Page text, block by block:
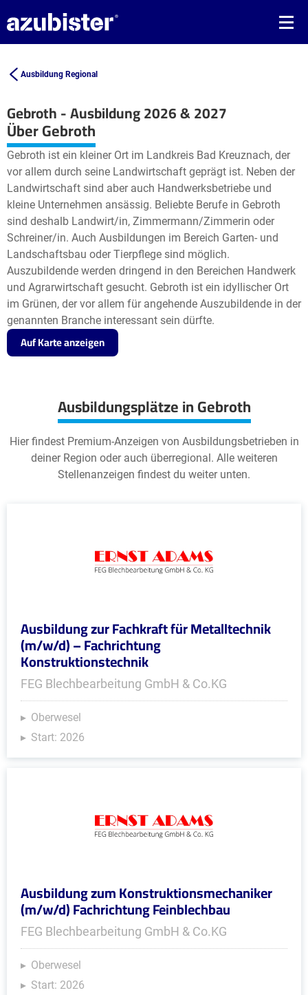
Ausbildung Regional
Gebroth - Ausbildung 2026 & 2027
+
−
Leaflet| ©OpenStreetMap2
Über Gebroth
Gebroth ist ein kleiner Ort im Landkreis Bad Kreuznach, der
vor allem durch seine Landwirtschaft geprägt ist. Neben der
Landwirtschaft sind aber auch Handwerksbetriebe und
kleine Unternehmen ansässig. Beliebte Berufe in Gebroth
sind deshalb Landwirt/in, Zimmermann/Zimmerin oder
Schreiner/in. Auch Ausbildungen im Bereich Garten- und
Landschaftsbau oder Tierpflege sind möglich.
Auszubildende werden dringend in den Bereichen Handwerk
und Agrarwirtschaft gesucht. Gebroth ist ein idyllischer Ort
im Grünen, der vor allem für angehende Auszubildende in der
genannten Branche interessant sein dürfte.
Auf Karte anzeigen
Ausbildungsplätze in Gebroth
Hier findest Premium-Anzeigen von Ausbildungsbetrieben in
deiner Region oder auch überregional. Alle weiteren
Stellenanzeigen findest du weiter unten.
Ausbildung zur Fachkraft für Metalltechnik
(m/w/d) – Fachrichtung
Konstruktionstechnik
FEG Blechbearbeitung GmbH & Co.KG
Oberwesel
Start: 2026
Ausbildung zum Konstruktionsmechaniker
(m/w/d) Fachrichtung Feinblechbau
FEG Blechbearbeitung GmbH & Co.KG
Oberwesel
Start: 2026